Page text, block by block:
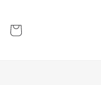
Basket